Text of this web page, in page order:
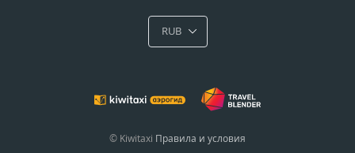
RUB
© Kiwitaxi Правила и условия